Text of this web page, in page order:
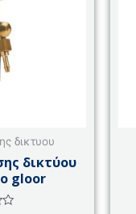
δικτυου
δικτύου
gloor